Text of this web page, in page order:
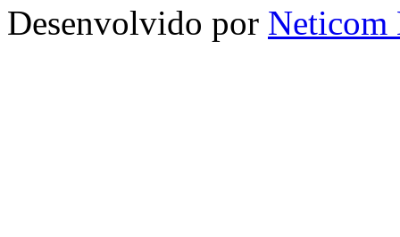
Desenvolvido por Neticom